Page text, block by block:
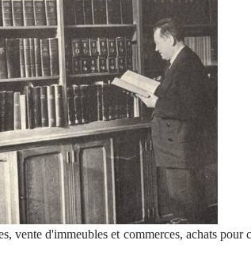
vente d'immeubles et commerces, achats